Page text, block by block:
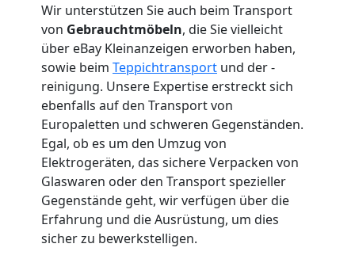
Wir unterstützen Sie auch beim Transport
von Gebrauchtmöbeln, die Sie vielleicht
über eBay Kleinanzeigen erworben haben,
sowie beim Teppichtransport und der -
reinigung. Unsere Expertise erstreckt sich
ebenfalls auf den Transport von
Europaletten und schweren Gegenständen.
Egal, ob es um den Umzug von
Elektrogeräten, das sichere Verpacken von
Glaswaren oder den Transport spezieller
Gegenstände geht, wir verfügen über die
Erfahrung und die Ausrüstung, um dies
sicher zu bewerkstelligen.
Mann
LKW
Wolfsberg
Kunsttransport